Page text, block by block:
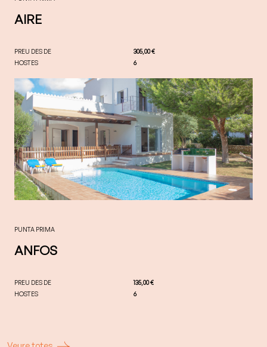
AIRE
PREU DES DE
305,00 €
HOSTES
6
PUNTA PRIMA
ANFOS
PREU DES DE
135,00 €
HOSTES
6